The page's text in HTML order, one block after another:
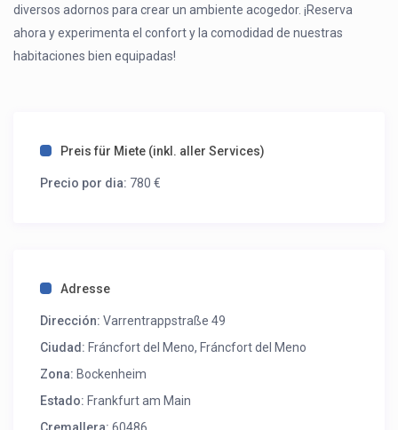
diversos adornos para crear un ambiente acogedor. ¡Reserva
ahora y experimenta el confort y la comodidad de nuestras
habitaciones bien equipadas!
Preis für Miete (inkl. aller Services)
Precio por dia: 780 €
Adresse
Dirección: Varrentrappstraße 49
Ciudad: Fráncfort del Meno, Fráncfort del Meno
Zona: Bockenheim
Estado: Frankfurt am Main